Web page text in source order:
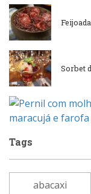
Sorbet
Tags
abacaxi